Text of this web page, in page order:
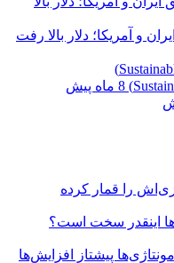
و آمریکا؛ دلار بالا رفت
8 ماه پیش
را قمار کرده
اینقدر سخت است؟
پیشتاز افزایش‌ها